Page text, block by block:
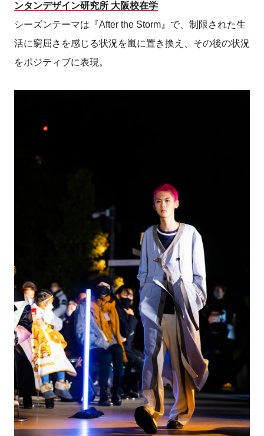
ンタンデザイン研究所 大阪校在学
シーズンテーマは『After the Storm』で、制限された生
活に窮屈さを感じる状況を嵐に置き換え、その後の状況
をポジティブに表現。